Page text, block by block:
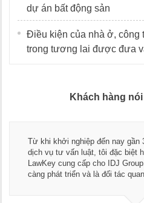
dự án bất động sản
Điều kiện của nhà ở, công
trong tương lai được đưa
Khách hàng
Từ khi khởi nghiệp đến nay gần
dịch vụ tư vấn luật, tôi đặc biệt
LawKey cung cấp cho IDJ
càng phát triển và là đối tác